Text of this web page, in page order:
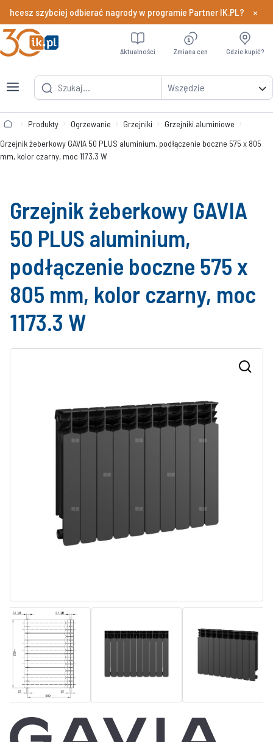
szybciej odbierać nagrody w programie Partner IK.PL? Dowiedz
×
Wszędzie
Aktualności Zmiana cen Gdzie kupić?
Produkty Ogrzewanie Grzejniki
Grzejniki aluminiowe
Grzejnik żeberkowy GAVIA 50 PLUS aluminium, podłączenie boczne 575 x 805
mm, kolor czarny, moc 1173.3 W
Grzejnik żeberkowy GAVIA
50 PLUS aluminium,
podłączenie boczne 575 x
805 mm, kolor czarny, moc
1173.3 W